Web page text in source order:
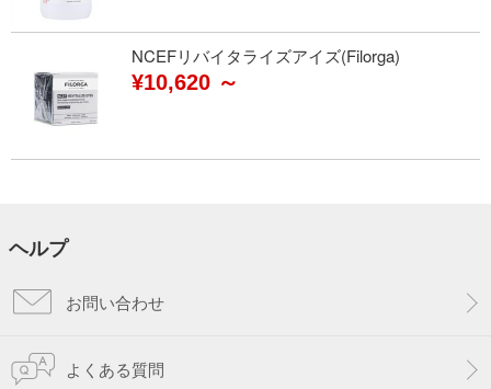
NCEFリバイタライズアイズ(Filorga)
¥10,620 ～
ヘルプ
お問い合わせ
よくある質問